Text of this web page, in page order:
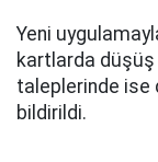
Yeni
kartlarda düşüş
taleplerinde ise
bildirildi.